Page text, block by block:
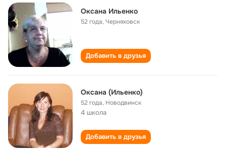
Оксана Ильенко
52 года,Черняховск
Добавить в друзья
Оксана (Ильенко)
52 года, Новодвинск
4 школа
Добавить в друзья